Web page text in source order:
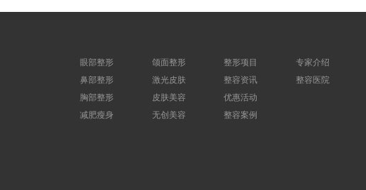
眼部整形
鼻部整形
胸部整形
减肥瘦身
颌面整形
激光皮肤
皮肤美容
无创美容
整形项目
整容资讯
优惠活动
整容案例
专家介绍
整容医院